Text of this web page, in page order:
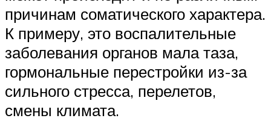
причинам соматического характера.
К примеру, это воспалительные
заболевания органов мала таза,
гормональные перестройки из-за
сильного стресса, перелетов,
смены климата.